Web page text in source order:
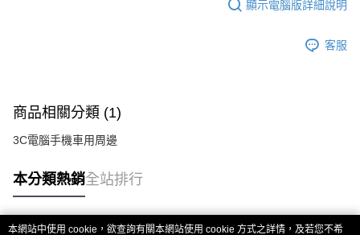
顯示電腦版詳細說明
客服
商品相關分類 (1)
3C電腦手機車用周邊
本分類熱銷全站排行
本網站中使用 cookie，欲查詢有關本網站使用 cookie 方式之詳情，及若您不希